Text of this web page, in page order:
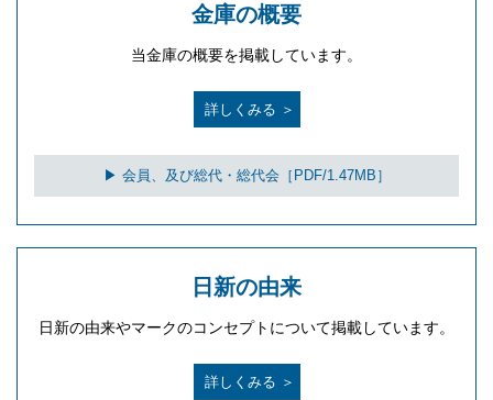
金庫の概要
当金庫の概要を掲載しています。
詳しくみる ＞
▶ 会員、及び総代・総代会［PDF/1.47MB］
日新の由来
日新の由来やマークのコンセプトについて掲載しています。
詳しくみる ＞